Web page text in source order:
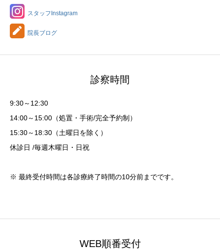
スタッフInstagram
院長ブログ
診察時間
9:30～12:30
14:00～15:00（処置・手術/完全予約制）
15:30～18:30（土曜日を除く）
休診日 /毎週木曜日・日祝
※ 最終受付時間は各診療終了時間の10分前までです。
WEB順番受付